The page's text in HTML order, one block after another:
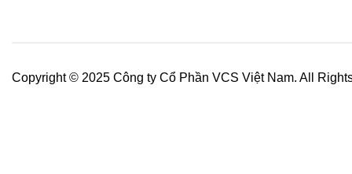
Copyright © 2025 Công ty Cổ Phần VCS Việt Nam. All